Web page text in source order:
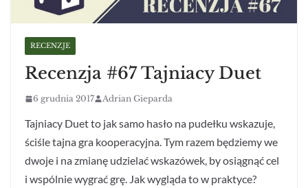
RECENZJE
Recenzja #67 Tajniacy Duet
6 grudnia 2017 Adrian Gieparda
Tajniacy Duet to jak samo hasło na pudełku wskazuje,
ściśle tajna gra kooperacyjna. Tym razem będziemy we
dwoje i na zmianę udzielać wskazówek, by osiągnąć cel
i wspólnie wygrać grę. Jak wygląda to w praktyce?